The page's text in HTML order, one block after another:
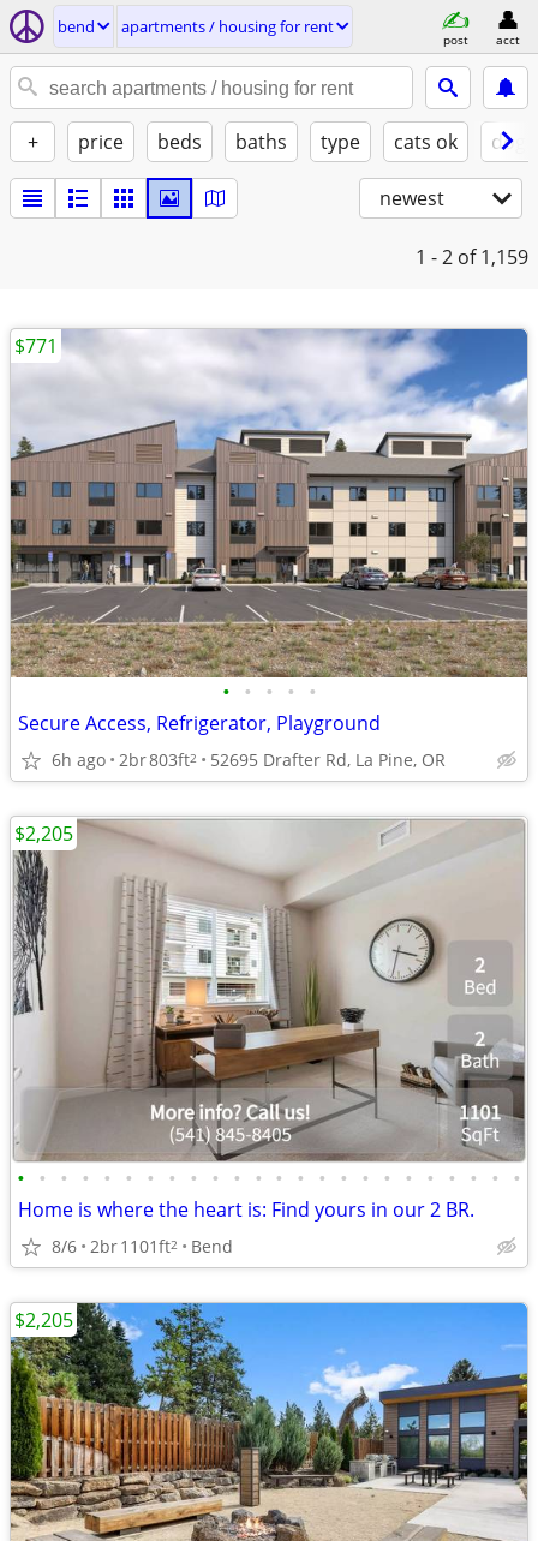
bend apartments / housing for rent
post acct
+ price beds baths type cats ok
newest
1 - 2 of 1,159
• • • • •
Secure Access, Refrigerator, Playground
6h ago 2br803ft2 52695 Drafter Rd, La Pine, OR
$771
• • • • • • • • • • • • • • • • • • • • • • • •
Home is where the heart is: Find yours in our 2 BR.
8/6 2br1101ft2 Bend
$2,205
$2,205